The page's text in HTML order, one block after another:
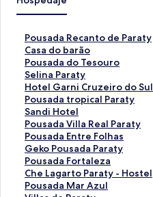
Pousada Recanto de Paraty
E
n
l
a
c
e
p
a
r
a
a
b
r
Casa do barão
E
n
l
a
c
e
p
a
r
a
a
b
Pousada do Tesouro
E
n
l
a
c
e
p
a
r
a
a
Selina Paraty
E
n
l
a
c
e
p
a
r
a
Hotel Garni Cruzeiro do Sul
E
n
l
a
c
e
p
a
r
Pousada tropical Paraty
E
n
l
a
c
e
p
a
Sandi Hotel
E
n
l
a
c
e
p
Pousada Villa Real Paraty
E
n
l
a
c
e
Pousada Entre Folhas
E
n
l
a
c
Geko Pousada Paraty
E
n
l
a
Pousada Fortaleza
E
n
l
Che Lagarto Paraty - Hostel
E
n
Pousada Mar Azul
E